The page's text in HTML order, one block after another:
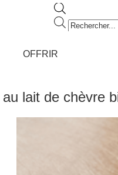
Recherche
de
OFFRIR
lait de chèvre